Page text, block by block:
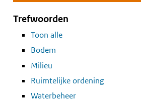
Trefwoorden
Toon alle
Bodem
Milieu
Ruimtelijke ordening
Waterbeheer